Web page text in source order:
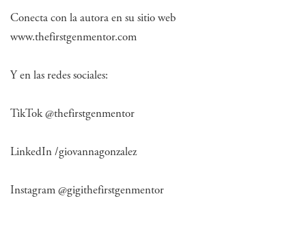
Conecta con la autora en su sitio web
www.thefirstgenmentor.com
Y en las redes sociales:
TikTok @thefirstgenmentor
LinkedIn /giovannagonzalez
Instagram @gigithefirstgenmentor